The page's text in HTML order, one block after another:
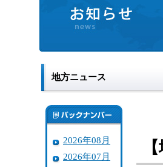
地方ニュース
2026年08月
2026年07月